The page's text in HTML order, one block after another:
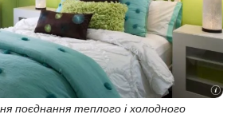
поєднання теплого і холодного